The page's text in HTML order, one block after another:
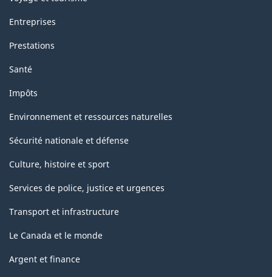
Entreprises
Prestations
Santé
Impôts
Environnement et ressources naturelles
Sécurité nationale et défense
Culture, histoire et sport
Services de police, justice et urgences
Transport et infrastructure
Le Canada et le monde
Argent et finance